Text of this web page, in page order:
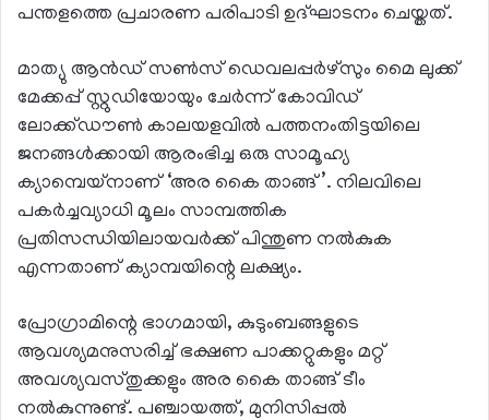
പന്തളത്തെ പ്രചാരണ പരിപാടി ഉദ്ഘാടനം ചെയ്തത്.
മാത്യു ആന്‍ഡ് സണ്‍സ് ഡെവലപ്പര്‍ഴ്‌സും മൈ ലുക്ക്
മേക്കപ്പ് സ്റ്റുഡിയോയും ചേര്‍ന്ന് കോവിഡ്
ലോക്ക്ഡൗണ്‍ കാലയളവില്‍ പത്തനംതിട്ടയിലെ
ജനങ്ങള്‍ക്കായി ആരംഭിച്ച ഒരു സാമൂഹ്യ
ക്യാമ്പെയ്നാണ് ‘അര കൈ താങ്ങ്’. നിലവിലെ
പകര്‍ച്ചവ്യാധി മൂലം സാമ്പത്തിക
പ്രതിസന്ധിയിലായവര്‍ക്ക് പിന്തുണ നല്‍കുക
എന്നതാണ് ക്യാമ്പയിന്റെ ലക്ഷ്യം.
പ്രോഗ്രാമിന്റെ ഭാഗമായി, കുടുംബങ്ങളുടെ
ആവശ്യമനുസരിച്ച് ഭക്ഷണ പാക്കറ്റുകളും മറ്റ്
അവശ്യവസ്തുക്കളും അര കൈ താങ്ങ് ടീം
നല്‍കുന്നുണ്ട്. പഞ്ചായത്ത്, മുനിസിപ്പല്‍